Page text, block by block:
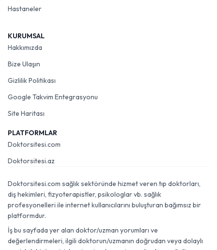
Hastaneler
KURUMSAL
Hakkımızda
Bize Ulaşın
Gizlilik Politikası
Google Takvim Entegrasyonu
Site Haritası
PLATFORMLAR
Doktorsitesi.com
Doktorsitesi.az
Doktorsitesi.com sağlık sektöründe hizmet veren tıp doktorları,
diş hekimleri, fizyoterapistler, psikologlar vb. sağlık
profesyonelleri ile internet kullanıcılarını buluşturan bağımsız bir
platformdur.
İş bu sayfada yer alan doktor/uzman yorumları ve
değerlendirmeleri, ilgili doktorun/uzmanın doğrudan veya dolaylı